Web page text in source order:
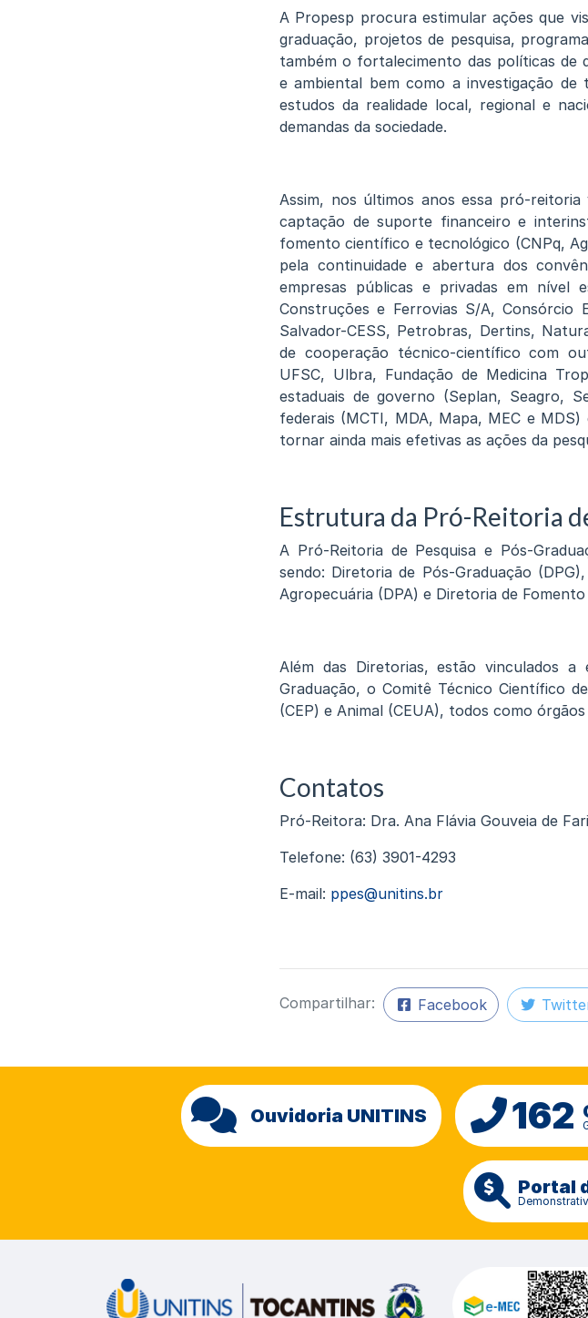
A Propesp procura estimular ações que
graduação, projetos de pesquisa,
também o fortalecimento das políticas de
e ambiental bem como a investigação
estudos da realidade local, regional e
demandas da sociedade.
Assim, nos últimos anos essa pró-
captação de suporte financeiro e
fomento científico e tecnológico (CNPq,
pela continuidade e abertura dos
empresas públicas e privadas em nível
Construções e Ferrovias S/A, Consórcio
Salvador-CESS, Petrobras, Dertins,
de cooperação técnico-científico com
UFSC, Ulbra, Fundação de Medicina
estaduais de governo (Seplan, Seagro,
federais (MCTI, MDA, Mapa, MEC e
tornar ainda mais efetivas as ações da
Estrutura da Pró-Reitoria
A Pró-Reitoria de Pesquisa e Pós-
sendo: Diretoria de Pós-Graduação
Agropecuária (DPA) e Diretoria de
Além das Diretorias, estão vinculados
Graduação, o Comitê Técnico Científico
(CEP) e Animal (CEUA), todos como
Contatos
Pró-Reitora: Dra. Ana Flávia Gouveia de
Telefone: (63) 3901-4293
E-mail: ppes@unitins.br
Compartilhar: Facebook
Ouvidoria UNITINS 162
Portal